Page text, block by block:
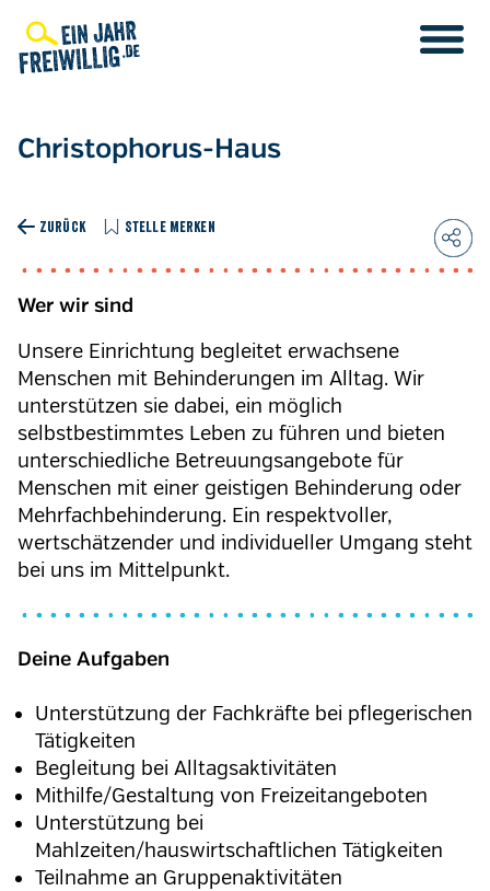
zum
Inhalt
Christophorus-Haus
ZURÜCK STELLE MERKEN
Wer wir sind
Unsere Einrichtung begleitet erwachsene
Menschen mit Behinderungen im Alltag. Wir
unterstützen sie dabei, ein möglich
selbstbestimmtes Leben zu führen und bieten
unterschiedliche Betreuungsangebote für
Menschen mit einer geistigen Behinderung oder
Mehrfachbehinderung. Ein respektvoller,
wertschätzender und individueller Umgang steht
bei uns im Mittelpunkt.
Deine Aufgaben
Unterstützung der Fachkräfte bei pflegerischen
Tätigkeiten
Begleitung bei Alltagsaktivitäten
Mithilfe/Gestaltung von Freizeitangeboten
Unterstützung bei
Mahlzeiten/hauswirtschaftlichen Tätigkeiten
Teilnahme an Gruppenaktivitäten